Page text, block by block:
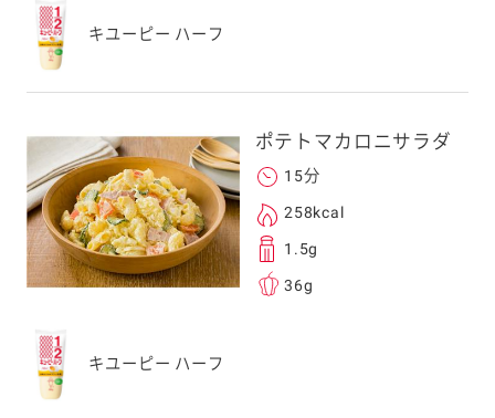
キユーピー ハーフ
ポテトマカロニサラダ
15分
258kcal
1.5g
36g
キユーピー ハーフ